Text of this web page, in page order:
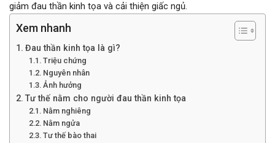
giảm đau thần kinh tọa và cải thiện giấc ngủ.
Xem nhanh
Đau thần kinh tọa là gì?
Triệu chứng
Nguyên nhân
Ảnh hưởng
Tư thế nằm cho người đau thần kinh tọa
Nằm nghiêng
Nằm ngửa
Tư thế bào thai